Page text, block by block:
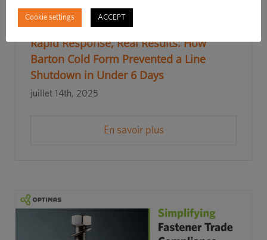
Rapid Response, Real Results: How
Barton Cold Form Prevented a Line
Shutdown in Under 6 Days
juillet 14th, 2025
En savoir plus
Cookie settings ACCEPT